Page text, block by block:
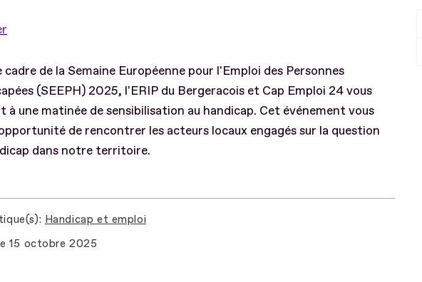
cadre de la Semaine Européenne pour l'Emploi des Personnes
(SEEPH) 2025, l'ERIP du Bergeracois et Cap Emploi 24 vous
à une matinée de sensibilisation au handicap. Cet événement vous
de rencontrer les acteurs locaux engagés sur la question
dans notre territoire.
Handicap et emploi
15 octobre 2025